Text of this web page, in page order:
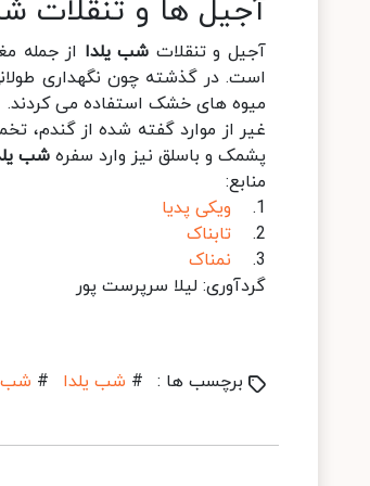
آجیل ها و تنقلات
آجیل و تنقلات شب یلدا از جمله
است. در گذشته چون نگهداری
میوه های خشک استفاده می کردند.
غیر از موارد گفته شده از گندم،
پشمک و باسلق نیز وارد سفره شب
منابع:
1.
ویکی پدیا
2.
تابناک
3.
نمناک
گردآوری: لیلا سرپرست پور
برچسب ها : # شب یلدا # شب